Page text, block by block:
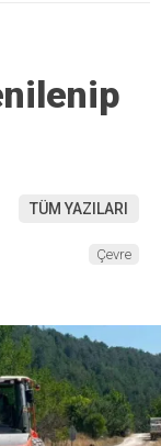
TÜM YAZILARI
Çevre